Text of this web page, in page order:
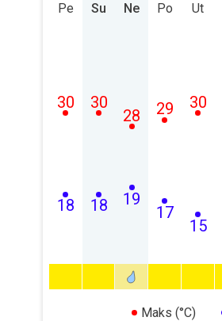
Pe
18
30
Su
18
30
Ne
19
28
Po
17
29
Ut
15
30
Maks (°C)